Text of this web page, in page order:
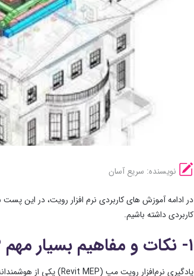
نویسنده: سریع آسان
کاربردی داشته باشیم.
۱- نکات و مفاهیم بسیار مهم MEP